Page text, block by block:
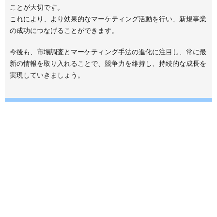
ことが大切です。
これにより、より効果的なマーケティング活動を行い、新規事業
の成功につなげることができます。
今後も、市場調査とマーケティング手法の進化に注目し、常に最
新の情報を取り入れることで、競争力を維持し、持続的な成長を
実現していきましょう。